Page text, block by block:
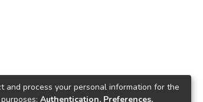
and process your personal information for the
Authentication, Preferences,